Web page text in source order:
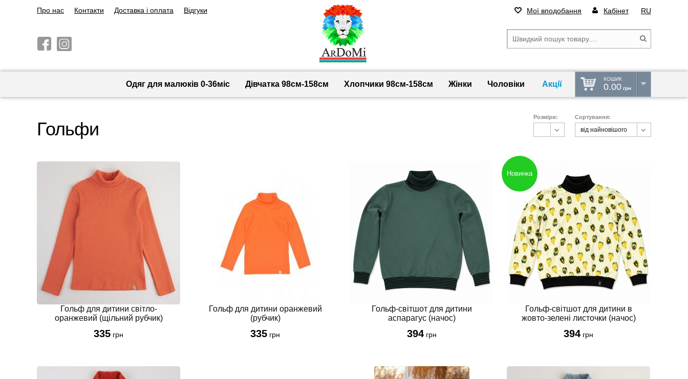
Про нас Контакти Доставка і оплата Відгуки Мої вподобання Кабінет RU
Одяг для малюків 0-36міс Дівчатка 98cм-158см Хлопчики 98см-158см Жінки Чоловіки Акції
КОШИК
0.00 грн
Гольфи
Розміри:
86см(12-18м)
86 см
92см(18-24м)
98 см(2-3р)
98см(24-36м)
104-110 см
104 см
122 см(6-7р)
Сортування:
від найновішого
Гольф для дитини світло-
оранжевий (щільний рубчик)
335 грн
Гольф для дитини оранжевий
(рубчик)
335 грн
Гольф-світшот для дитини
аспарагус (начос)
394 грн
Гольф-світшот для дитини в
жовто-зелені листочки (начос)
394 грн